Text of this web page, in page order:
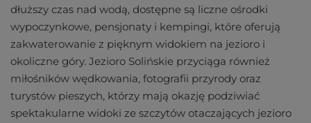
dłuższy czas nad wodą, dostępne są liczne ośrodki
wypoczynkowe, pensjonaty i kempingi, które oferują
zakwaterowanie z pięknym widokiem na jezioro i
okoliczne góry. Jezioro Solińskie przyciąga również
miłośników wędkowania, fotografii przyrody oraz
turystów pieszych, którzy mają okazję podziwiać
spektakularne widoki ze szczytów otaczających jezioro